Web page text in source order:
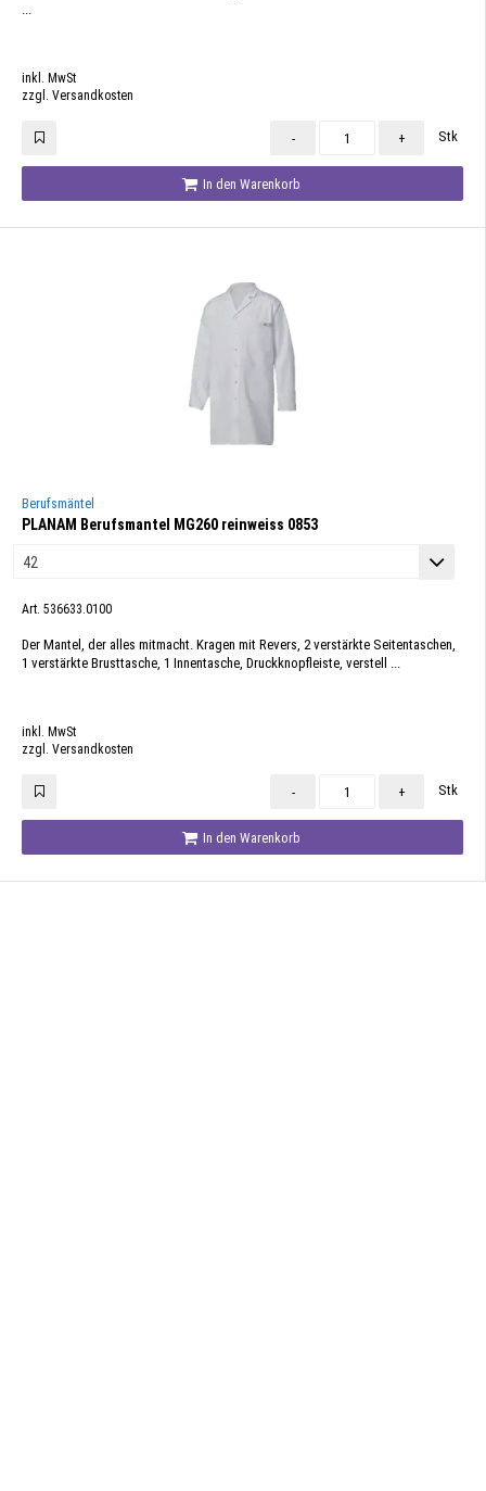
...
inkl. MwSt
zzgl. Versandkosten
- + Stk
In den Warenkorb
Berufsmäntel
PLANAM Berufsmantel MG260 reinweiss 0853
Art. 536633.0100
Der Mantel, der alles mitmacht. Kragen mit Revers, 2 verstärkte Seitentaschen,
1 verstärkte Brusttasche, 1 Innentasche, Druckknopfleiste, verstell ...
inkl. MwSt
zzgl. Versandkosten
- + Stk
In den Warenkorb